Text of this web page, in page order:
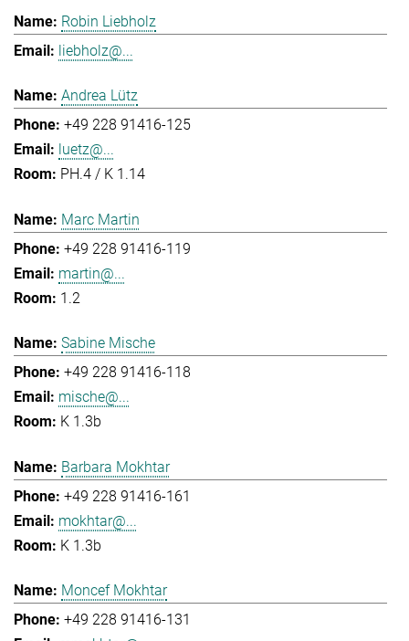
Robin Liebholz
liebholz@...
Andrea Lütz
+49 228 91416-125
luetz@...
PH.4 / K 1.14
Marc Martin
+49 228 91416-119
martin@...
1.2
Sabine Mische
+49 228 91416-118
mische@...
K 1.3b
Barbara Mokhtar
+49 228 91416-161
mokhtar@...
K 1.3b
Moncef Mokhtar
+49 228 91416-131